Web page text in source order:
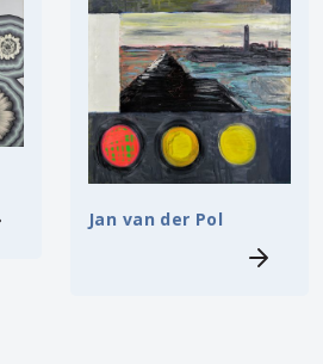
Jan van der Pol